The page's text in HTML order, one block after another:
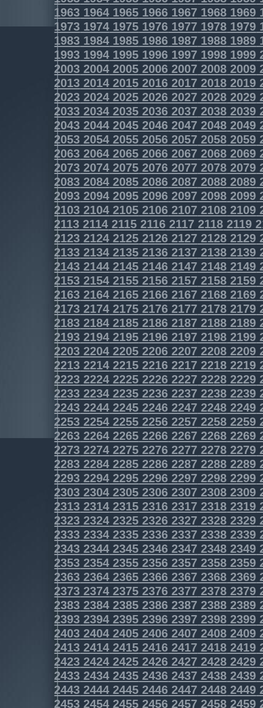
1963 1964 1965 1966 1967 1968 1969
1973 1974 1975 1976 1977 1978 1979
1983 1984 1985 1986 1987 1988 1989
1993 1994 1995 1996 1997 1998 1999
2003 2004 2005 2006 2007 2008 2009
2013 2014 2015 2016 2017 2018 2019
2023 2024 2025 2026 2027 2028 2029
2033 2034 2035 2036 2037 2038 2039
2043 2044 2045 2046 2047 2048 2049
2053 2054 2055 2056 2057 2058 2059
2063 2064 2065 2066 2067 2068 2069
2073 2074 2075 2076 2077 2078 2079
2083 2084 2085 2086 2087 2088 2089
2093 2094 2095 2096 2097 2098 2099
2103 2104 2105 2106 2107 2108 2109
2113 2114 2115 2116 2117 2118 2119
2123 2124 2125 2126 2127 2128 2129
2133 2134 2135 2136 2137 2138 2139
2143 2144 2145 2146 2147 2148 2149
2153 2154 2155 2156 2157 2158 2159
2163 2164 2165 2166 2167 2168 2169
2173 2174 2175 2176 2177 2178 2179
2183 2184 2185 2186 2187 2188 2189
2193 2194 2195 2196 2197 2198 2199
2203 2204 2205 2206 2207 2208 2209
2213 2214 2215 2216 2217 2218 2219
2223 2224 2225 2226 2227 2228 2229
2233 2234 2235 2236 2237 2238 2239
2243 2244 2245 2246 2247 2248 2249
2253 2254 2255 2256 2257 2258 2259
2263 2264 2265 2266 2267 2268 2269
2273 2274 2275 2276 2277 2278 2279
2283 2284 2285 2286 2287 2288 2289
2293 2294 2295 2296 2297 2298 2299
2303 2304 2305 2306 2307 2308 2309
2313 2314 2315 2316 2317 2318 2319
2323 2324 2325 2326 2327 2328 2329
2333 2334 2335 2336 2337 2338 2339
2343 2344 2345 2346 2347 2348 2349
2353 2354 2355 2356 2357 2358 2359
2363 2364 2365 2366 2367 2368 2369
2373 2374 2375 2376 2377 2378 2379
2383 2384 2385 2386 2387 2388 2389
2393 2394 2395 2396 2397 2398 2399
2403 2404 2405 2406 2407 2408 2409
2413 2414 2415 2416 2417 2418 2419
2423 2424 2425 2426 2427 2428 2429
2433 2434 2435 2436 2437 2438 2439
2443 2444 2445 2446 2447 2448 2449
2453 2454 2455 2456 2457 2458 2459